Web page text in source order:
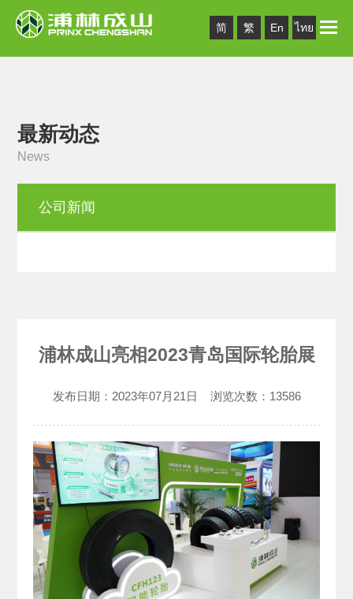
简 繁 En ไทย Toggle
最新动态
News
公司新闻
浦林成山亮相2023青岛国际轮胎展
发布日期： 2023年07月21日 浏览次数： 13586